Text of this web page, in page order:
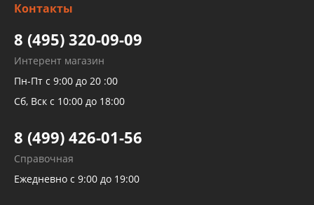
Детейлинг
высокого давления
Тормозных трубок
Рукавов гидроусилителей
Рукавов компрессоров и турбин
Трубок кондиционеров
Развертка пайка медных стальных
алюминиевых трубок и штуцеров
Контакты
8 (495) 320-09-09
Интерент магазин
Пн-Пт с 9:00 до 20 :00
Сб, Вск с 10:00 до 18:00
8 (499) 426-01-56
Справочная
Ежедневно с 9:00 до 19:00